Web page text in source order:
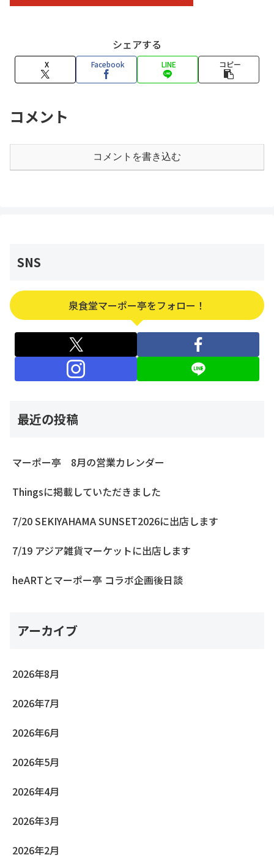
シェアする
X Facebook LINE コピー
コメント
コメントを書き込む
SNS
泉食堂マーポー亭をフォロー！
最近の投稿
マーポー亭 8月の営業カレンダー
Thingsに掲載していただきました
7/20 SEKIYAHAMA SUNSET2026に出店します
7/19 アジア雑貨マーケットに出店します
heARTとマーポー亭 コラボ企画後日談
アーカイブ
2026年8月
2026年7月
2026年6月
2026年5月
2026年4月
2026年3月
2026年2月